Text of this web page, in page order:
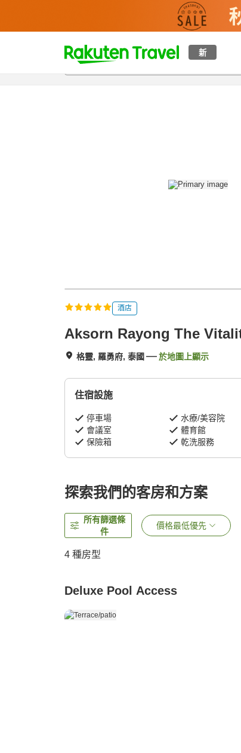
新
t
p
概覽房間及住宿方案 評價設施
酒店
Aksorn Rayong The
格靈, 羅勇府, 泰國 於地圖上顯示
住宿設施
停車場
水療/美容院
會議室
體育館
保險箱
乾洗服務
探索我們的客房和方案
所有篩選條
件
價格最低優先
4 種房型
Deluxe Pool Access